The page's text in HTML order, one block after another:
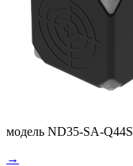
модель ND35-SA-Q44S
→